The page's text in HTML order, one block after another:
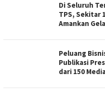
Di Seluruh
TPS, Sekitar
Amankan
Peluang
Publikasi
dari 150